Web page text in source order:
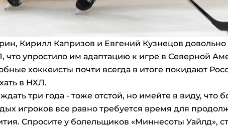
Кирилл Капризов и Евгений Кузнецов довольно
что упростило им адаптацию к игре в Северной
хоккеисты почти всегда в итоге покидают
в НХЛ.
три года - тоже отстой, но имейте в виду, что
игроков все равно требуется время для
Спросите у болельщиков «Миннесоты Уайлд»,